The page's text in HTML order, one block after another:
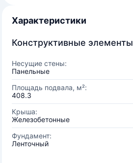
Характеристики
Конструктивные элементы
Несущие стены:
Панельные
Площадь подвала, м²:
408.3
Крыша:
Железобетонные
Фундамент:
Ленточный